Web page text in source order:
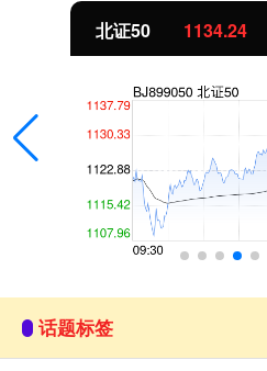
北证50 1134.24
话题标签